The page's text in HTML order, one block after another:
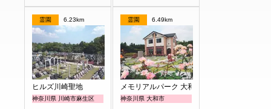
霊園 6.23km
ヒルズ川崎聖地
神奈川県 川崎市麻生区
霊園 6.49km
メモリアルパーク 大和墓苑 ふれあいの郷
神奈川県 大和市